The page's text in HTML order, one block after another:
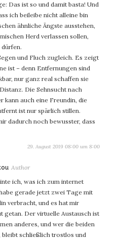
Das ist so und damit basta! Und
ich beileibe nicht alleine bin
ähnliche Ängste ausstehen,
Herd verlassen sollen,
dürfen.
und Fluch zugleich. Es zeigt
ist – denn Entfernungen sind
nur ganz real schaffen sie
Die Sehnsucht nach
kann auch eine Freundin, die
ist nur spärlich stillen.
dadurch noch bewusster, dass
29. August 2019 08:00 um 8:00
sagt:
ich, was ich zum internet
gerade jetzt zwei Tage mit
verbracht, und es hat mir
getan. Der virtuelle Austausch ist
anderes, und wer die beiden
bleibt schließlich trostlos und